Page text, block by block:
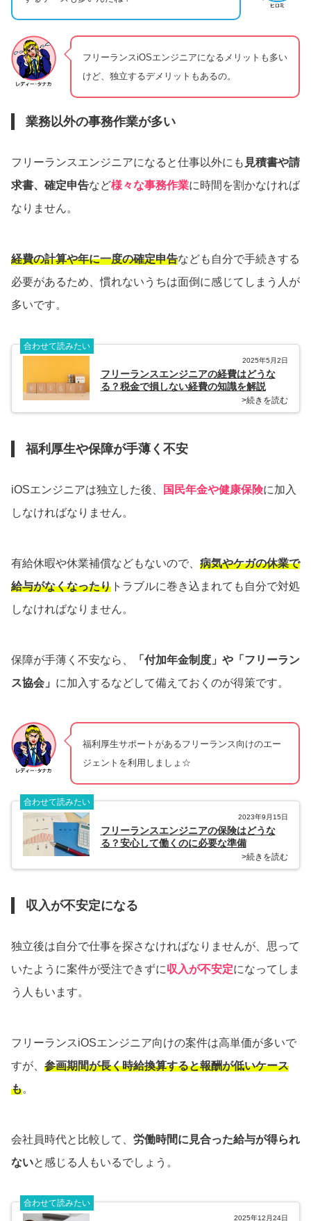
フリーランスiOSエンジニアになるメリットも多い
けど、独立するデメリットもあるの。
業務以外の事務作業が多い
フリーランスエンジニアになると仕事以外にも 見積書や請
求書、確定申告など様々な事務作業に時間を割かなければ
なりません。
経費の計算や年に一度の確定申告なども自分で手続きする
必要があるため、慣れないうちは面倒に感じてしまう人が
多いです。
合わせて読みたい
2025年5月2日
フリーランスエンジニアの経費はどうな
る？税金で損しない経費の知識を解説
>続きを読む
福利厚生や保障が手薄く不安
iOSエンジニアは独立した後、 国民年金や健康保険に加入
しなければなりません。
有給休暇や休業補償などもないので、 病気やケガの休業で
給与がなくなったり トラブルに巻き込まれても自分で対処
しなければなりません。
保障が手薄く不安なら、
「付加年金制度」や「フリーラン
ス協会」 に加入するなどして備えておくのが得策です。
福利厚生サポートがあるフリーランス向けのエー
ジェントを利用しましょ☆
合わせて読みたい
2023年9月15日
フリーランスエンジニアの保険はどうな
る？安心して働くのに必要な準備
>続きを読む
収入が不安定になる
独立後は自分で仕事を探さなければなりませんが、思って
いたように案件が受注できずに収入が不安定になってしま
う人もいます。
フリーランスiOSエンジニア向けの案件は高単価が多いで
すが、 参画期間が長く時給換算すると報酬が低いケース
も。
会社員時代と比較して、 労働時間に見合った給与が得られ
ないと感じる人もいるでしょう。
合わせて読みたい
2025年12月24日